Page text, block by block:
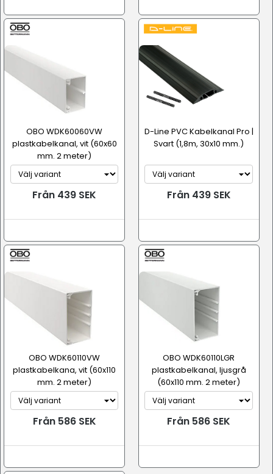
OBO WDK60060VW
plastkabelkanal, vit (60x60
mm. 2 meter)
Från 439 SEK
D-Line PVC Kabelkanal Pro |
Svart (1,8m, 30x10 mm.)
Från 439 SEK
OBO WDK60110VW
plastkabelkana, vit (60x110
mm. 2 meter)
Från 586 SEK
OBO WDK60110LGR
plastkabelkanal, ljusgrå
(60x110 mm. 2 meter)
Från 586 SEK